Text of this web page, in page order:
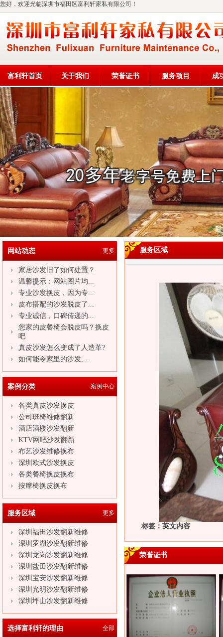
您好，欢迎光临深圳市福田区富利轩家私有限公司！
富利轩首页 关于我们 荣誉证书 服务项目 成
网站动态 更多
家居沙发旧了如何处置？
温馨提示：网站图片均...
专业沙发换皮，因为专...
皮布搭配的沙发脱皮了...
专业诚信，口碑传递的...
您家的皮餐椅会脱皮吗？换皮
吧
真皮沙发怎么变成了人造革?
如何能令家里的沙发,...
案例分类 案例中心
各类真皮沙发换皮
公司班椅维修翻新
酒店酒楼沙发翻新
KTV网吧沙发翻新
布艺沙发维修换布
深圳欧式沙发换皮
各类餐椅换皮换布
按摩椅换皮换布
服务区域 更多
深圳福田沙发翻新维修
深圳罗湖沙发翻新维修
深圳龙岗沙发翻新维修
深圳盐田沙发翻新维修
深圳宝安沙发翻新维修
深圳光明沙发翻新维修
深圳坪山沙发翻新维修
选择富利轩的理由 全部
服务区域
标签：英文内容
荣誉证书